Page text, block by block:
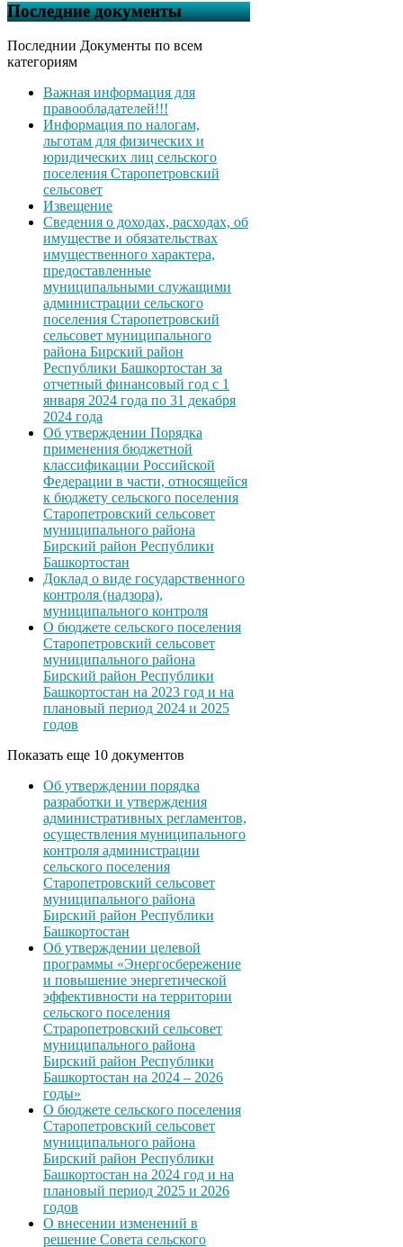
Последние документы
Последнии Документы по всем
категориям
Важная информация для
правообладателей!!!
Информация по налогам,
льготам для физических и
юридических лиц сельского
поселения Старопетровский
сельсовет
Извещение
Сведения о доходах, расходах, об
имуществе и обязательствах
имущественного характера,
предоставленные
муниципальными служащими
администрации сельского
поселения Старопетровский
сельсовет муниципального
района Бирский район
Республики Башкортостан за
отчетный финансовый год с 1
января 2024 года по 31 декабря
2024 года
Об утверждении Порядка
применения бюджетной
классификации Российской
Федерации в части, относящейся
к бюджету сельского поселения
Старопетровский сельсовет
муниципального района
Бирский район Республики
Башкортостан
Доклад о виде государственного
контроля (надзора),
муниципального контроля
О бюджете сельского поселения
Старопетровский сельсовет
муниципального района
Бирский район Республики
Башкортостан на 2023 год и на
плановый период 2024 и 2025
годов
Показать еще 10 документов
Об утверждении порядка
разработки и утверждения
административных регламентов,
осуществления муниципального
контроля администрации
сельского поселения
Старопетровский сельсовет
муниципального района
Бирский район Республики
Башкортостан
Об утверждении целевой
программы «Энергосбережение
и повышение энергетической
эффективности на территории
сельского поселения
Страропетровский сельсовет
муниципального района
Бирский район Республики
Башкортостан на 2024 – 2026
годы»
О бюджете сельского поселения
Старопетровский сельсовет
муниципального района
Бирский район Республики
Башкортостан на 2024 год и на
плановый период 2025 и 2026
годов
О внесении изменений в
решение Совета сельского